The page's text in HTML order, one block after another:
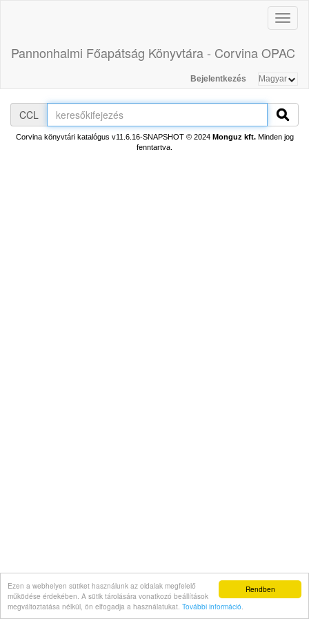
Rendben
Ezen a webhelyen sütiket használunk az oldalak megfelelő
működése érdekében. A sütik tárolására vonatkozó beállítások
megváltoztatása nélkül, ön elfogadja a használatukat. További információ.
Pannonhalmi Főapátság Könyvtára - Corvina OPAC
Bejelentkezés
CCL
Corvina könyvtári katalógus v11.6.16-SNAPSHOT© 2024 Monguz kft.Minden jog
fenntartva.